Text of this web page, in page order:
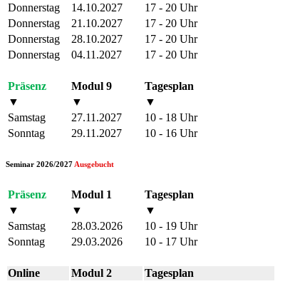
Donnerstag
14.10.2027
17 - 20 Uhr
Donnerstag
21.10.2027
17 - 20 Uhr
Donnerstag
28.10.2027
17 - 20 Uhr
Donnerstag
04.11.2027 17 - 20 Uhr
Präsenz Modul 9
Tagesplan
▼
▼
▼
Samstag
27.11.2027
10 - 18 Uhr
Sonntag
29.11.2027 10 - 16 Uhr
Seminar 2026/2027 Ausgebucht
Präsenz Modul 1
Tagesplan
▼
▼
▼
Samstag
28.03.2026
10 - 19 Uhr
Sonntag
29.03.2026 10 - 17 Uhr
Online Modul 2
Tagesplan